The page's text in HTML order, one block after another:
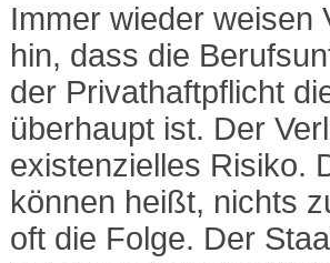
Immer wieder weisen
hin, dass die
der Privathaftpflicht
überhaupt ist. Der
existenzielles Risiko.
können heißt, nichts
oft die Folge. Der